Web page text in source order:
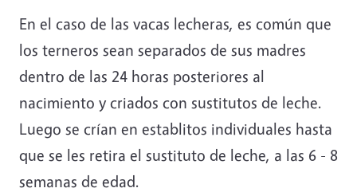
En el caso de las vacas lecheras, es común que
los terneros sean separados de sus madres
dentro de las 24 horas posteriores al
nacimiento y criados con sustitutos de leche.
Luego se crían en establitos individuales hasta
que se les retira el sustituto de leche, a las 6 - 8
semanas de edad.